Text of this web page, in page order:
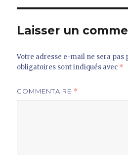
Laisser un
Votre adresse e-mail ne sera pas
obligatoires sont indiqués avec *
COMMENTAIRE *